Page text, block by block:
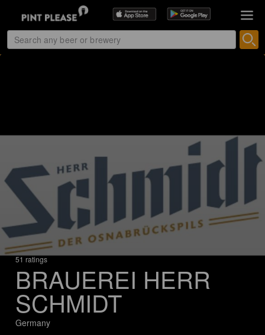
51 ratings
BRAUEREI HERR
SCHMIDT
Germany